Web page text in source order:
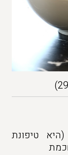
טיפונת